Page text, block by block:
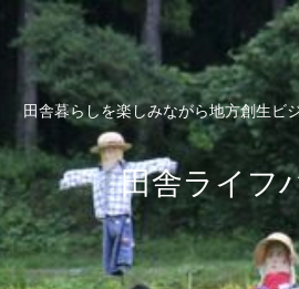
田舎暮らしを楽しみながら地方創生ビ
田舎ライフ